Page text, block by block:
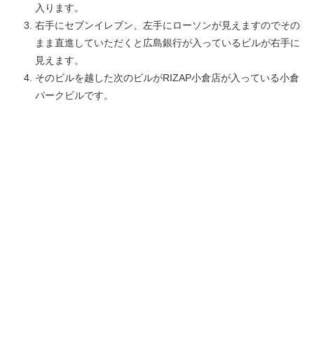
入ります。
右手にセブンイレブン、左手にローソンが見えますのでその
まま直進していただくと広島銀行が入っているビルが右手に
見えます。
そのビルを越した次のビルがRIZAP小倉店が入っている小倉
パークビルです。